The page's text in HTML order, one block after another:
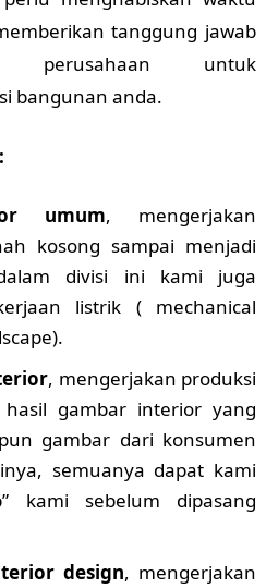
tanggung jawab
perusahaan untuk
bangunan anda.
umum, mengerjakan
kosong sampai menjadi
divisi ini kami juga
listrik ( mechanical
, mengerjakan produksi
gambar interior yang
gambar dari konsumen
semuanya dapat kami
kami sebelum dipasang
design, mengerjakan